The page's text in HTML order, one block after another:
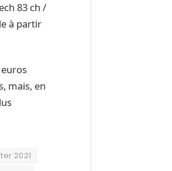
83 ch /
à partir
mais, en
2021